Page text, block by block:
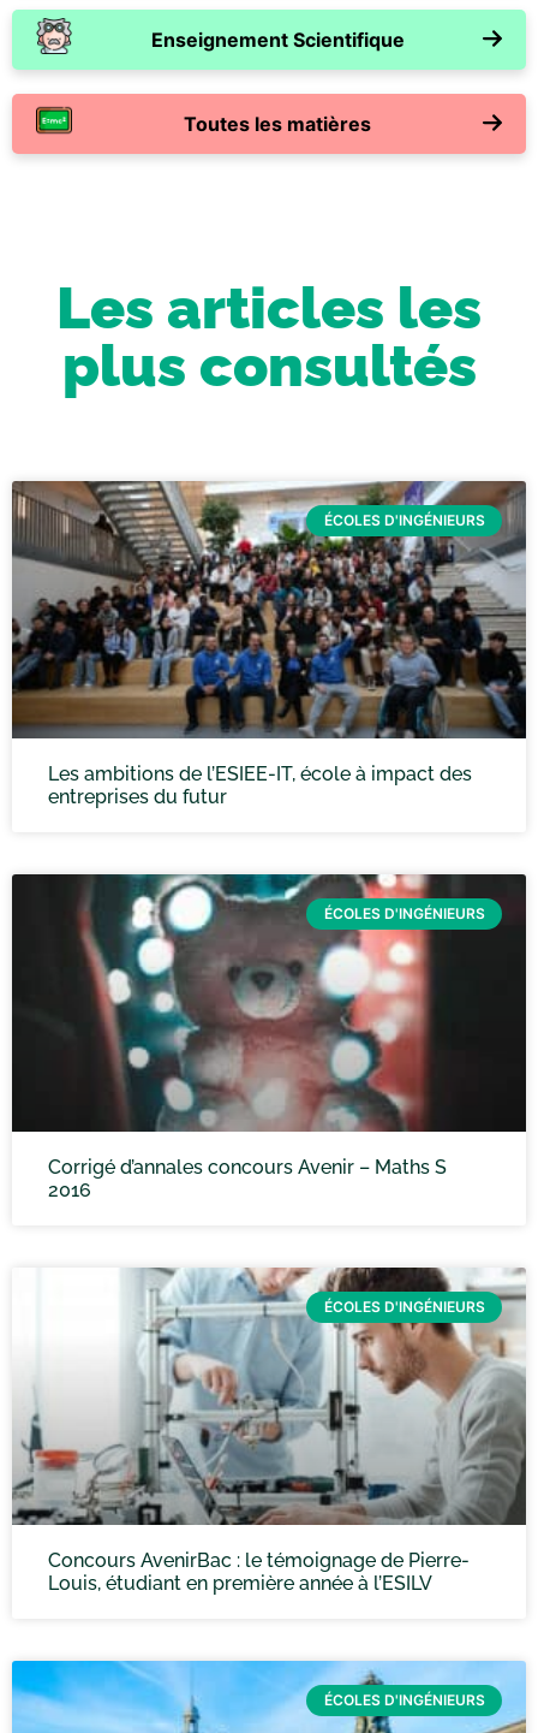
Enseignement Scientifique
Toutes les matières
Les articles les
plus consultés
ÉCOLES D'INGÉNIEURS
Les ambitions de l’ESIEE-IT, école à impact des
entreprises du futur
ÉCOLES D'INGÉNIEURS
Corrigé d’annales concours Avenir – Maths S
2016
ÉCOLES D'INGÉNIEURS
Concours AvenirBac : le témoignage de Pierre-
Louis, étudiant en première année à l’ESILV
ÉCOLES D'INGÉNIEURS